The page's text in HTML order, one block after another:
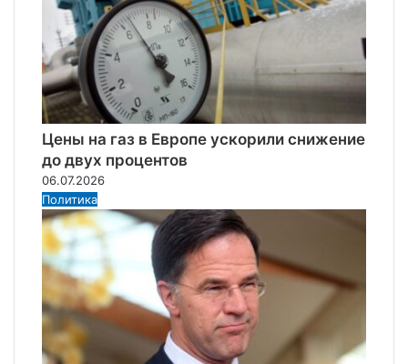
Цены на газ в Европе ускорили снижение
до двух процентов
06.07.2026
Политика